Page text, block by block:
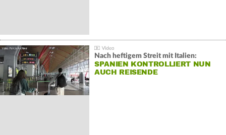
Nach heftigem Streit mit Italien:
SPANIEN KONTROLLIERT NUN
AUCH REISENDE